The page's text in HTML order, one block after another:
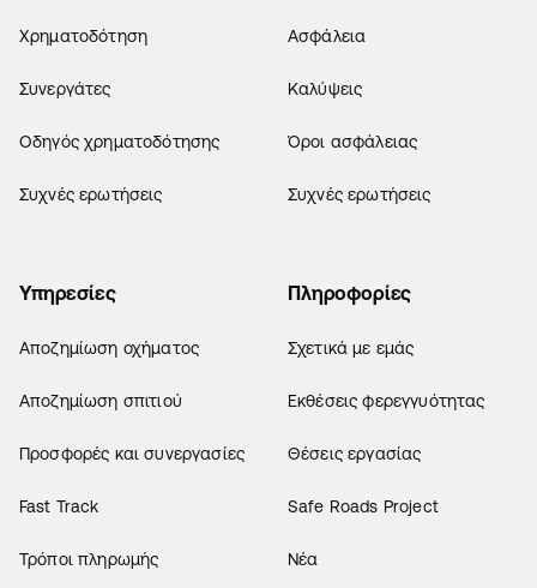
Χρηματοδότηση
Συνεργάτες
Οδηγός χρηματοδότησης
Συχνές ερωτήσεις
Ασφάλεια
Καλύψεις
Όροι ασφάλειας
Συχνές ερωτήσεις
Υπηρεσίες
Αποζημίωση οχήματος
Αποζημίωση σπιτιού
Προσφορές και συνεργασίες
Fast Track
Τρόποι πληρωμής
Πληροφορίες
Σχετικά με εμάς
Εκθέσεις φερεγγυότητας
Θέσεις εργασίας
Safe Roads Project
Νέα